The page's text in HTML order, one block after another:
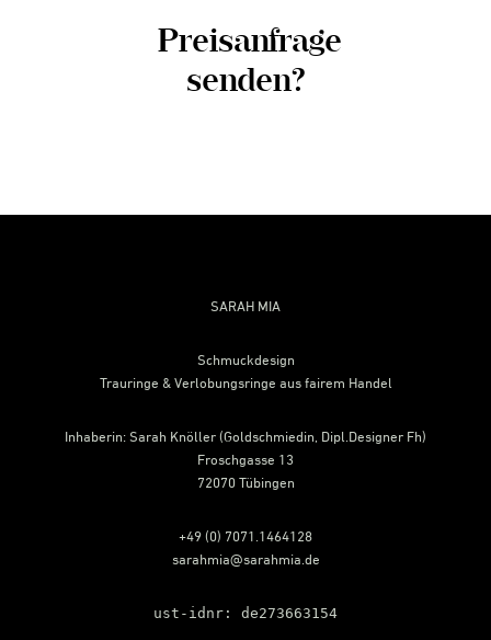
Preisanfrage
senden?
SARAH MIA
Schmuckdesign
Trauringe & Verlobungsringe aus fairem Handel
Inhaberin: Sarah Knöller (Goldschmiedin, Dipl.Designer Fh)
Froschgasse 13
72070 Tübingen
+49 (0) 7071.1464128
sarahmia@sarahmia.de
ust-idnr: de273663154